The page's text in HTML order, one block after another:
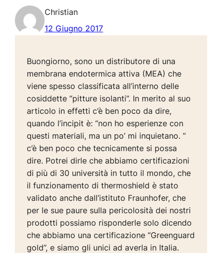
Christian
12 Giugno 2017
Buongiorno, sono un distributore di una
membrana endotermica attiva (MEA) che
viene spesso classificata all’interno delle
cosiddette “pitture isolanti”. In merito al suo
articolo in effetti c’è ben poco da dire,
quando l’incipit è: “non ho esperienze con
questi materiali, ma un po’ mi inquietano. ”
c’è ben poco che tecnicamente si possa
dire. Potrei dirle che abbiamo certificazioni
di più di 30 università in tutto il mondo, che
il funzionamento di thermoshield è stato
validato anche dall’istituto Fraunhofer, che
per le sue paure sulla pericolosità dei nostri
prodotti possiamo risponderle solo dicendo
che abbiamo una certificazione “Greenguard
gold”, e siamo gli unici ad averla in Italia.